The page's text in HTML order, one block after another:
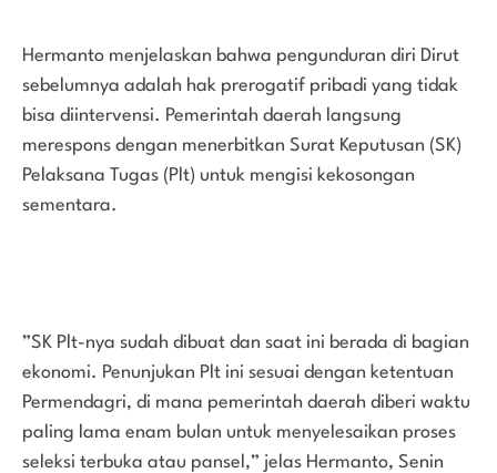
Hermanto menjelaskan bahwa pengunduran diri Dirut
sebelumnya adalah hak prerogatif pribadi yang tidak
bisa diintervensi. Pemerintah daerah langsung
merespons dengan menerbitkan Surat Keputusan (SK)
Pelaksana Tugas (Plt) untuk mengisi kekosongan
sementara.
”SK Plt-nya sudah dibuat dan saat ini berada di bagian
ekonomi. Penunjukan Plt ini sesuai dengan ketentuan
Permendagri, di mana pemerintah daerah diberi waktu
paling lama enam bulan untuk menyelesaikan proses
seleksi terbuka atau pansel,” jelas Hermanto, Senin